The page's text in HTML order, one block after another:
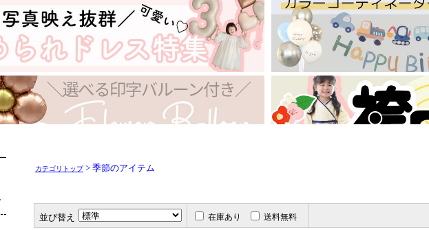
カテゴリトップ> 季節のアイテム
並び替え 在庫あり 送料無料